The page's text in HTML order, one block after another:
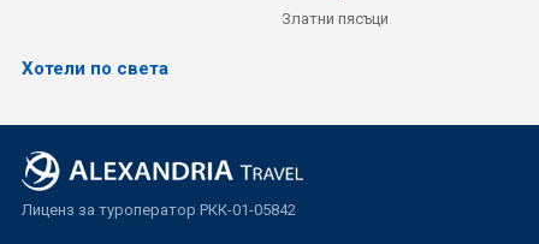
Златни пясъци
Хотели по света
Лиценз за туроператор РКК-01-05842